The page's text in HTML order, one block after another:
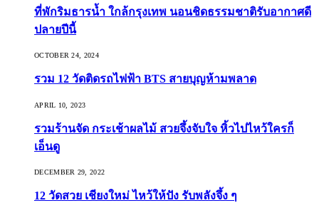
ที่พักริมธารน้ำ ใกล้กรุงเทพ นอนชิดธรรมชาติรับอากาศดี
ปลายปีนี้
OCTOBER 24, 2024
รวม 12 วัดติดรถไฟฟ้า BTS สายบุญห้ามพลาด
APRIL 10, 2023
รวมร้านจัด กระเช้าผลไม้ สวยจึ้งจับใจ หิ้วไปไหว้ใครก็
เอ็นดู
DECEMBER 29, 2022
12 วัดสวย เชียงใหม่ ไหว้ให้ปัง รับพลังจึ้ง ๆ